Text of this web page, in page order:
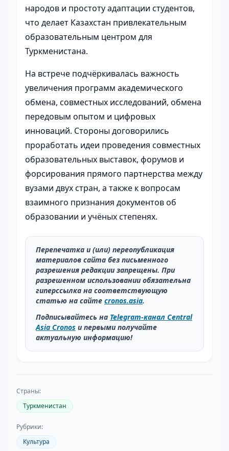
народов и простоту адаптации студентов,
что делает Казахстан привлекательным
образовательным центром для
Туркменистана.
На встрече подчёркивалась важность
увеличения программ академического
обмена, совместных исследований, обмена
передовым опытом и цифровых
инноваций. Стороны договорились
проработать идеи проведения совместных
образовательных выставок, форумов и
форсирования прямого партнерства между
вузами двух стран, а также к вопросам
взаимного признания документов об
образовании и учёных степенях.
Перепечатка и (или) переопубликация
материалов сайта без письменного
разрешения редакции запрещены. При
разрешенном использовании обязательна
гиперссылка на соответствующую
статью на сайте cronos.asia.
Подписывайтесь на Telegram-канал Central
Asia Cronos и первыми получайте
актуальную информацию!
Страны:
Туркменистан
Рубрики:
Культура